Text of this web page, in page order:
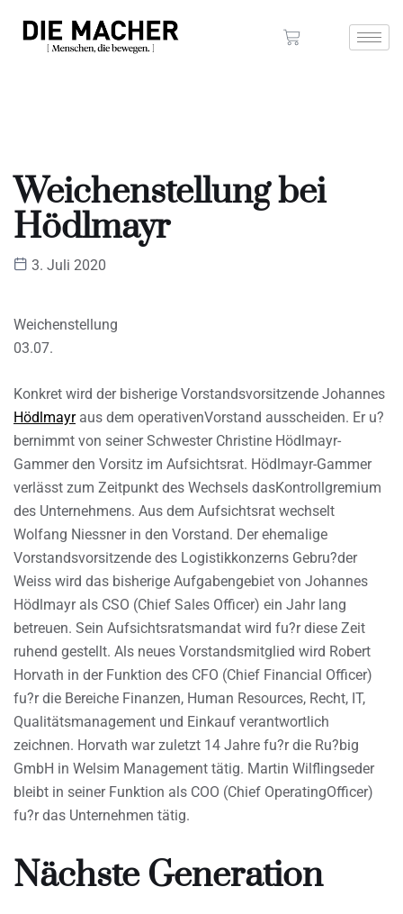
Weichenstellung bei
Hödlmayr
3. Juli 2020
Weichenstellung
03.07.
Konkret wird der bisherige Vorstandsvorsitzende Johannes
Hödlmayraus dem operativenVorstand ausscheiden. Er u?
bernimmt von seiner Schwester Christine Hödlmayr-
Gammer den Vorsitz im Aufsichtsrat. Hödlmayr-Gammer
verlässt zum Zeitpunkt des Wechsels dasKontrollgremium
des Unternehmens. Aus dem Aufsichtsrat wechselt
Wolfang Niessner in den Vorstand. Der ehemalige
Vorstandsvorsitzende des Logistikkonzerns Gebru?der
Weiss wird das bisherige Aufgabengebiet von Johannes
Hödlmayr als CSO (Chief Sales Officer) ein Jahr lang
betreuen. Sein Aufsichtsratsmandat wird fu?r diese Zeit
ruhend gestellt. Als neues Vorstandsmitglied wird Robert
Horvath in der Funktion des CFO (Chief Financial Officer)
fu?r die Bereiche Finanzen, Human Resources, Recht, IT,
Qualitätsmanagement und Einkauf verantwortlich
zeichnen. Horvath war zuletzt 14 Jahre fu?r die Ru?big
GmbH in Welsim Management tätig. Martin Wilflingseder
bleibt in seiner Funktion als COO (Chief OperatingOfficer)
fu?r das Unternehmen tätig.
Nächste Generation